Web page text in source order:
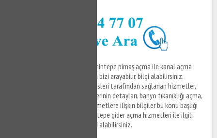
ve Şahintepe pimaş açma ile kanal açma
hizmetleri ile ilgili detaylar için bizi arayabilir, bilgi alabilirsiniz.
Şahintepe tıkanıklık açma servisleri tarafından sağlanan hizmetler,
sunulan tıkanıklık açma servislerinin detayları, banyo tıkanıklığı açma,
klozet tıkanıklığı açma gibi hizmetlere ilişkin bilgiler bu konu başlığı
altında listelenmektedir. Şahintepe gider açma hizmetleri ile ilgili
detaylar için bizi arayabilir, bilgi alabilirsiniz.